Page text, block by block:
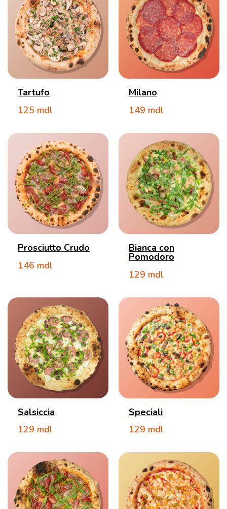
Tartufo
125 mdl
Milano
149 mdl
Prosciutto Crudo
146 mdl
Bianca con
Pomodoro
129 mdl
Salsiccia
129 mdl
Speciali
129 mdl